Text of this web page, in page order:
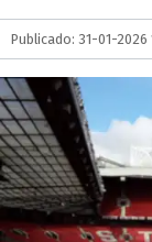
Publicado: 31-01-2026